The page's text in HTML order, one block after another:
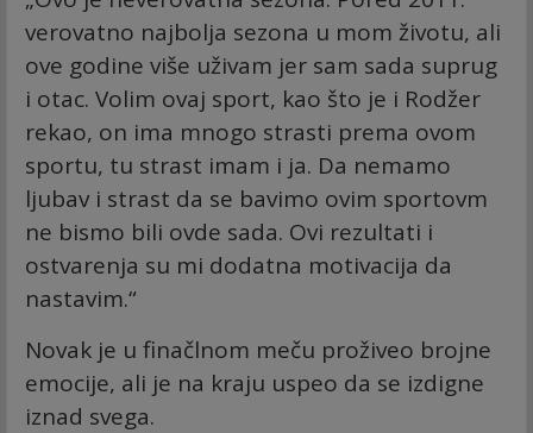
verovatno najbolja sezona u mom životu, ali
ove godine više uživam jer sam sada suprug
i otac. Volim ovaj sport, kao što je i Rodžer
rekao, on ima mnogo strasti prema ovom
sportu, tu strast imam i ja. Da nemamo
ljubav i strast da se bavimo ovim sportovm
ne bismo bili ovde sada. Ovi rezultati i
ostvarenja su mi dodatna motivacija da
nastavim.“
Novak je u finačlnom meču proživeo brojne
emocije, ali je na kraju uspeo da se izdigne
iznad svega.